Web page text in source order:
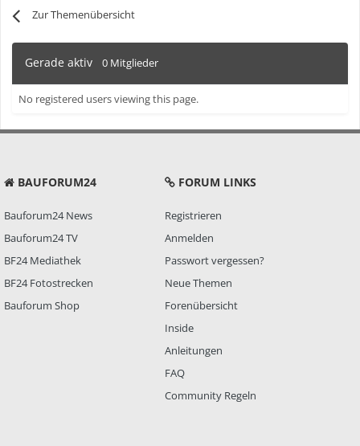
Zur Themenübersicht
Gerade aktiv 0 Mitglieder
No registered users viewing this page.
BAUFORUM24
Bauforum24 News
Bauforum24 TV
BF24 Mediathek
BF24 Fotostrecken
Bauforum Shop
FORUM LINKS
Registrieren
Anmelden
Passwort vergessen?
Neue Themen
Forenübersicht
Inside
Anleitungen
FAQ
Community Regeln